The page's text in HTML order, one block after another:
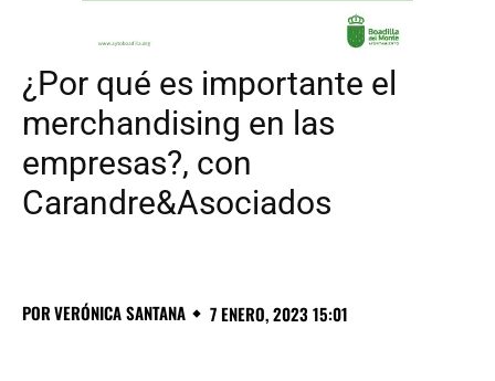
¿Por qué es importante el
merchandising en las
empresas?, con
Carandre&Asociados
PORVERÓNICA SANTANA 7 ENERO, 2023 15:01